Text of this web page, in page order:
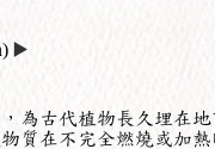
▶️
為古代植物長久埋在地
質在不完全燃燒或加